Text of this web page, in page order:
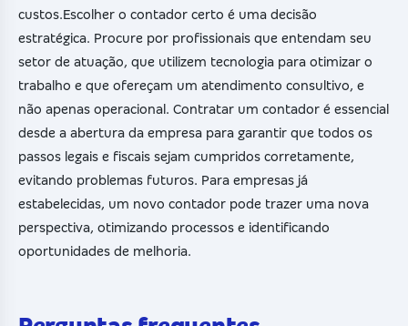
custos.Escolher o contador certo é uma decisão
estratégica. Procure por profissionais que entendam seu
setor de atuação, que utilizem tecnologia para otimizar o
trabalho e que ofereçam um atendimento consultivo, e
não apenas operacional. Contratar um contador é essencial
desde a abertura da empresa para garantir que todos os
passos legais e fiscais sejam cumpridos corretamente,
evitando problemas futuros. Para empresas já
estabelecidas, um novo contador pode trazer uma nova
perspectiva, otimizando processos e identificando
oportunidades de melhoria.